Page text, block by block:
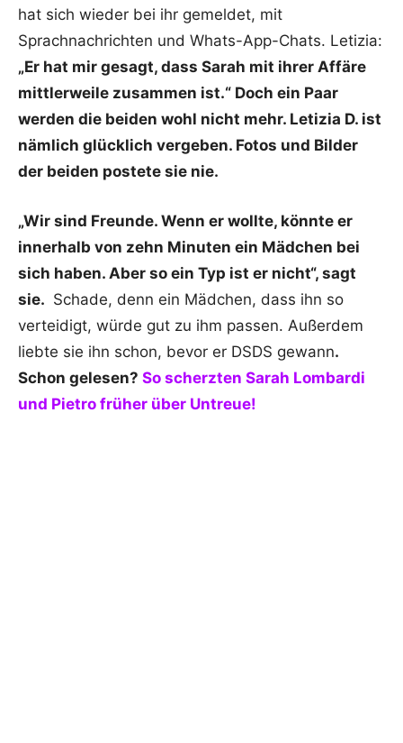
hat sich wieder bei ihr gemeldet, mit
Sprachnachrichten und Whats-App-Chats. Letizia:
„Er hat mir gesagt, dass Sarah mit ihrer Affäre
mittlerweile zusammen ist.“ Doch ein Paar
werden die beiden wohl nicht mehr. Letizia D. ist
nämlich glücklich vergeben. Fotos und Bilder
der beiden postete sie nie.
„Wir sind Freunde. Wenn er wollte, könnte er
innerhalb von zehn Minuten ein Mädchen bei
sich haben. Aber so ein Typ ist er nicht“, sagt
sie. Schade, denn ein Mädchen, dass ihn so
verteidigt, würde gut zu ihm passen. Außerdem
liebte sie ihn schon, bevor er DSDS gewann.
Schon gelesen? So scherzten Sarah Lombardi
und Pietro früher über Untreue!